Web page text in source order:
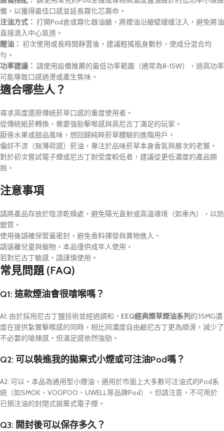
備，以獲得最佳口感並延長霧化芯壽命。
注油方式： 打開Pod倉或霧化器油艙，將煙油沿艙壁緩緩注入，避免將油
直接滴入中心氣道。
醒油： 初次使用或長時間靜置後，建議輕搖瓶身數秒，使成分混合均
勻。
功率建議： 請使用設備推薦的最低功率範圍（通常為8-15W），過高功率
可能導致口感過燙或產生焦味。
適合哪些人？
尋求高度還原傳統菸草口感的重度使用者。
從傳統紙菸轉換，需要強勁擊喉感與高尼古丁滿足的玩家。
厭倦水果或甜品風味，想回歸純粹菸草體驗的進階用戶。
偏好不涼（無薄荷感）菸油，專注於品味菸草本身香氣與層次的老饕。
對於初次嘗試電子煙或尼古丁耐受度較低者，建議從更低濃度的產品開
始。
注意事項
請將產品存放於陰涼乾燥處，避免陽光直射或高溫環境（如車內），以防
變質。
使用後請確保管蓋密封，避免香料揮發與異物進入。
請遠離兒童與寵物。本品僅供成年人使用。
若對尼古丁敏感，請謹慎使用。
常見問題 (FAQ)
Q1: 這款煙油會很嗆喉嗎？
A1: 由於採用尼古丁鹽技術並經過調和， EEQ經典煙草煙油系列 的35MG濃
度在提供紮實擊喉感的同時，相比同濃度自由鹼尼古丁更為順滑，減少了
不必要的嗆辣感，但滿足感依然強勁。
Q2: 可以裝進我的拋棄式小煙或可注油Pod嗎？
A2: 可以。本品為通用型小煙油，適用於市面上大多數可注油式的Pod系
統（如SMOK、VOOPOO、UWELL等品牌Pod）。但請注意，不可用於
已預注油的封閉式拋棄式電子煙。
Q3: 開封後可以保存多久？